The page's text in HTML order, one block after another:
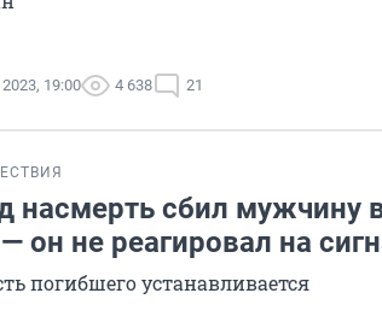
2023, 19:00 4 638 21
насмерть сбил мужчину
он не реагировал на
погибшего устанавливается